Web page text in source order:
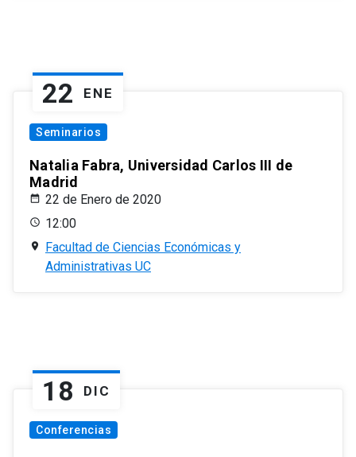
22 ENE
Seminarios
Natalia Fabra, Universidad Carlos III de
Madrid
22 de Enero de 2020
12:00
Facultad de Ciencias Económicas y
Administrativas UC
18 DIC
Conferencias